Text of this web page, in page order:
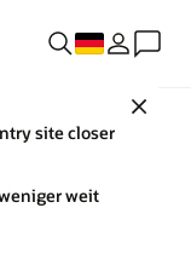
Close
site closer
weit